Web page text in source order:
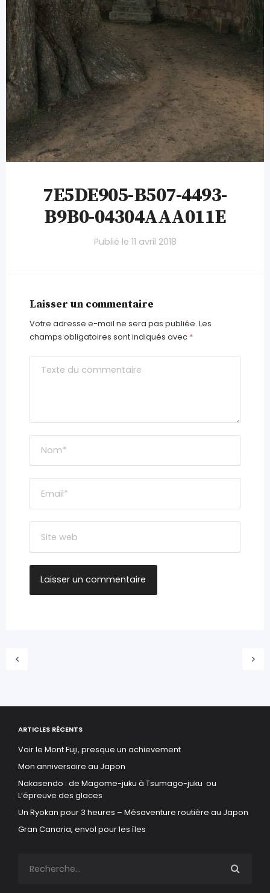
7E5DE905-B507-4493-
B9B0-04304AAA011E
Publié le 11 avril 2018
Laisser un commentaire
Votre adresse e-mail ne sera pas publiée. Les
champs obligatoires sont indiqués avec *
ARTICLES RÉCENTS
Voir le Mont Fuji, presque un achievement
Mon anniversaire au Japon
Nakasendo : de Magome-juku à Tsumago-juku ou
L’épreuve des glaces
Un Ryokan pour 3 heures – Mésaventure routière au Japon
Gran Canaria, envol pour les îles